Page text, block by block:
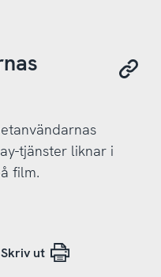
tjänster liknar i
film.
Skriv ut